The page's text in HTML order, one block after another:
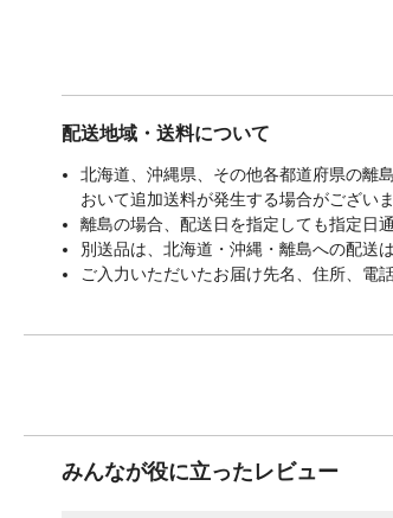
配送地域・送料について
北海道、沖縄県、その他各都道府県の離
おいて追加送料が発生する場合がございま
離島の場合、配送日を指定しても指定日
別送品は、北海道・沖縄・離島への配送
ご入力いただいたお届け先名、住所、電
みんなが役に立ったレビュー